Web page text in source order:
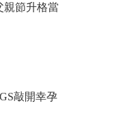
親節升格當
敲開幸孕